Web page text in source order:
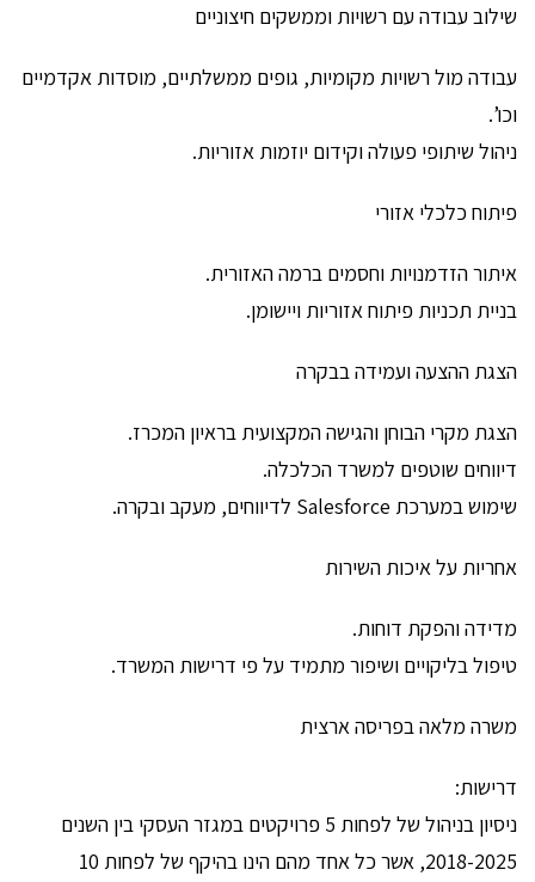
שילוב עבודה עם רשויות וממשקים חיצוניים
עבודה מול רשויות מקומיות, גופים ממשלתיים, מוסדות אקדמיים
וכו’.
ניהול שיתופי פעולה וקידום יוזמות אזוריות.
פיתוח כלכלי אזורי
איתור הזדמנויות וחסמים ברמה האזורית.
בניית תכניות פיתוח אזוריות ויישומן.
הצגת ההצעה ועמידה בבקרה
הצגת מקרי הבוחן והגישה המקצועית בראיון המכרז.
דיווחים שוטפים למשרד הכלכלה.
שימוש במערכת Salesforce לדיווחים, מעקב ובקרה.
אחריות על איכות השירות
מדידה והפקת דוחות.
טיפול בליקויים ושיפור מתמיד על פי דרישות המשרד.
משרה מלאה בפריסה ארצית
דרישות:
ניסיון בניהול של לפחות 5 פרויקטים במגזר העסקי בין השנים
2018-2025, אשר כל אחד מהם הינו בהיקף של לפחות 10